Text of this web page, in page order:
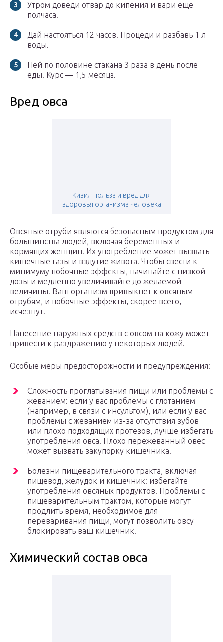
Утром доведи отвар до кипения и вари еще
полчаса.
Дай настояться 12 часов. Процеди и разбавь 1 л
воды.
Пей по половине стакана 3 раза в день после
еды. Курс — 1,5 месяца.
Вред овса
Кизил польза и вред для
здоровья организма человека
Овсяные отруби являются безопасным продуктом для
большинства людей, включая беременных и
кормящих женщин. Их употребление может вызвать
кишечные газы и вздутие живота. Чтобы свести к
минимуму побочные эффекты, начинайте с низкой
дозы и медленно увеличивайте до желаемой
величины. Ваш организм привыкнет к овсяным
отрубям, и побочные эффекты, скорее всего,
исчезнут.
Нанесение наружных средств с овсом на кожу может
привести к раздражению у некоторых людей.
Особые меры предосторожности и предупреждения:
Сложность проглатывания пищи или проблемы с
жеванием: если у вас проблемы с глотанием
(например, в связи с инсультом), или если у вас
проблемы с жеванием из-за отсутствия зубов
или плохо подходящих протезов, лучше избегать
употребления овса. Плохо пережеванный овес
может вызвать закупорку кишечника.
Болезни пищеварительного тракта, включая
пищевод, желудок и кишечник: избегайте
употребления овсяных продуктов. Проблемы с
пищеварительным трактом, которые могут
продлить время, необходимое для
переваривания пищи, могут позволить овсу
блокировать ваш кишечник.
Химический состав овса